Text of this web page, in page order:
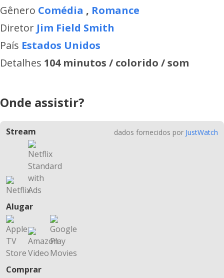
Gênero Comédia , Romance
Diretor Jim Field Smith
País Estados Unidos
Detalhes 104 minutos / colorido / som
Onde assistir?
Stream
Alugar
Comprar
dados fornecidos por JustWatch